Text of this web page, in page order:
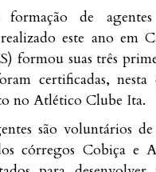
de agentes
este ano em
formou suas três
certificadas,
no Atlético Clube Ita.
são voluntários
córregos Cobiça e